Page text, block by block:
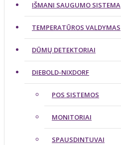
IŠMANI SAUGUMO SISTEMA
TEMPERATŪROS VALDYMAS
DŪMŲ DETEKTORIAI
DIEBOLD-NIXDORF
POS SISTEMOS
MONITORIAI
SPAUSDINTUVAI